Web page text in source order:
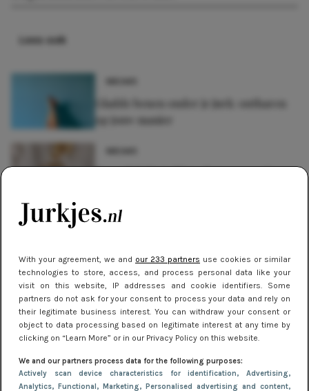
With your agreement, we and our 233 partners use cookies or similar
technologies to store, access, and process personal data like your
visit on this website, IP addresses and cookie identifiers. Some
partners do not ask for your consent to process your data and rely on
their legitimate business interest. You can withdraw your consent or
object to data processing based on legitimate interest at any time by
clicking on “Learn More” or in our Privacy Policy on this website.
We and our partners process data for the following purposes:
Actively scan device characteristics for identification, Advertising,
Analytics, Functional, Marketing, Personalised advertising and content,
Lees ook
Gladde benen onder je jurk: ontharen
op jouw manier
NIEUWS
jurklengte: zo draag je sportief en
chic
NIEUWS
Oranje & geel: de felgekleurde
winterjurken trend die je wilt dragen